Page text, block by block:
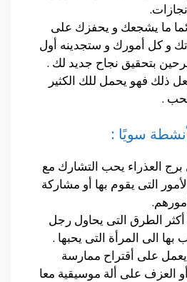
ما يشجعك و يحفزك على
و كل أمورك و ستجدينه أول
بتحقيق نجاح جديد لك .
ذلك فهو يحمل للك الكثير
.
سويًا :
العذراء يحب التشارك مع
التى يقوم بها أو مشاركة
الطرق التى يحاول رجل
بها الى المرأة التى يحبها .
على أقتراح ممارسة
العزف على ألة موسيقية معا